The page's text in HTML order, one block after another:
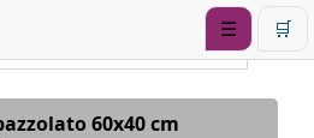
☰ 🛒
60x40 cm